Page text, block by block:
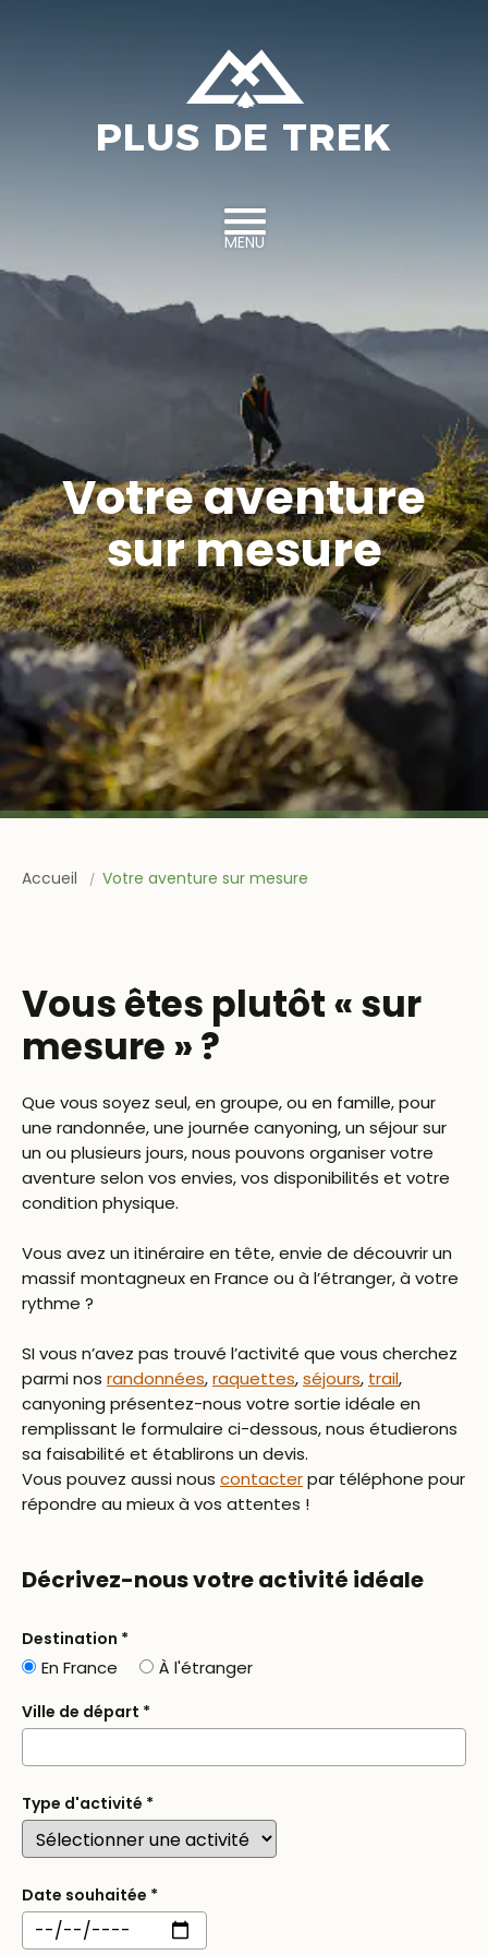
PLUS DE TREK
MENU
Votre aventure
sur mesure
Accueil Votre aventure sur mesure
Vous êtes plutôt « sur
mesure » ?
Que vous soyez seul, en groupe, ou en famille, pour
une randonnée, une journée canyoning, un séjour sur
un ou plusieurs jours, nous pouvons organiser votre
aventure selon vos envies, vos disponibilités et votre
condition physique.
Vous avez un itinéraire en tête, envie de découvrir un
massif montagneux en France ou à l’étranger, à votre
rythme ?
SI vous n’avez pas trouvé l’activité que vous cherchez
parmi nos randonnées,raquettes,séjours, trail,
canyoning présentez-nous votre sortie idéale en
remplissant le formulaire ci-dessous, nous étudierons
sa faisabilité et établirons un devis.
Vous pouvez aussi nous contacterpar téléphone pour
répondre au mieux à vos attentes !
Décrivez-nous votre activité idéale
Destination *
En France À l'étranger
Ville de départ *
Type d'activité *
Date souhaitée *